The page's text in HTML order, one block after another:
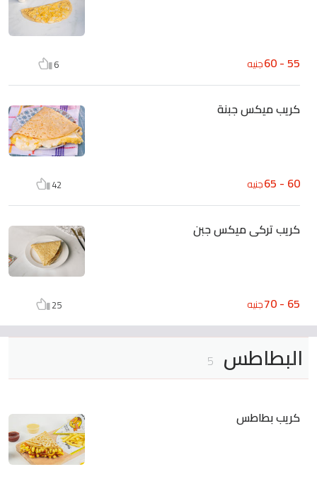
55 - 60 جنيه 6
كريب ميكس جبنة
60 - 65 جنيه 42
كريب تركى ميكس جبن
65 - 70 جنيه 25
البطاطس 5
كريب بطاطس